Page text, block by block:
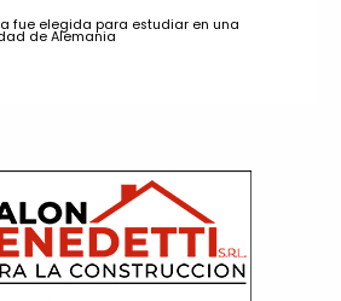
fue elegida para estudiar en una
de Alemania